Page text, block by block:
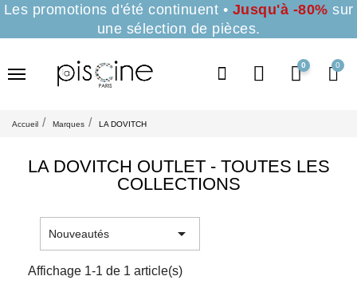
Les promotions d'été continuent • Jusqu'à -80% sur
une sélection de pièces.
0
Accueil Marques LA DOVITCH
LA DOVITCH OUTLET - TOUTES LES
COLLECTIONS
Nouveautés 
Affichage 1-1 de 1 article(s)